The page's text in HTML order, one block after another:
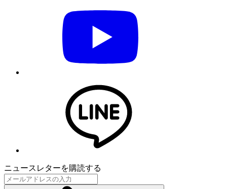
ニュースレターを購読する